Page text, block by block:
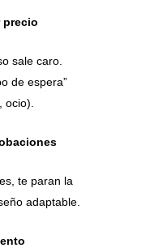
precio
sale caro.
de espera”
te paran la
adaptable.